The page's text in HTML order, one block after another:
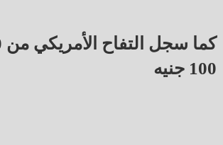
100 جنيه